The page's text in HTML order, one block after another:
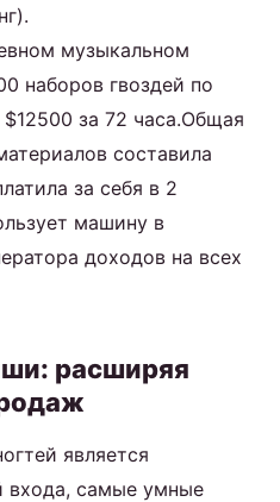
музыкальном
наборов гвоздей по
за 72 часа.Общая
составила
за себя в 2
машину в
доходов на всех
расширяя
является
входа, самые умные